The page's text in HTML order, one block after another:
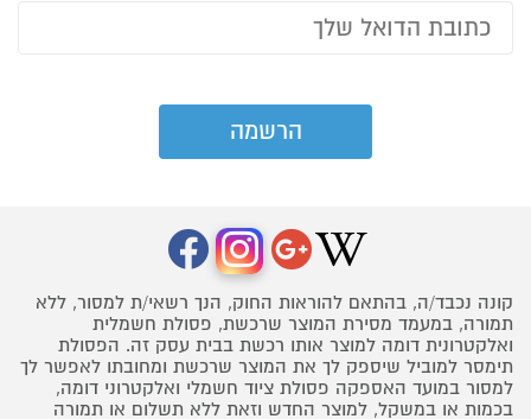
קונה נכבד/ה, בהתאם להוראות החוק, הנך רשאי/ת למסור, ללא
תמורה, במעמד מסירת המוצר שרכשת, פסולת חשמלית
ואלקטרונית דומה למוצר אותו רכשת בבית עסק זה. הפסולת
תימסר למוביל שיספק לך את המוצר שרכשת ומחובתו לאפשר לך
למסור במועד האספקה פסולת ציוד חשמלי ואלקטרוני דומה,
בכמות או במשקל, למוצר החדש וזאת ללא תשלום או תמורה